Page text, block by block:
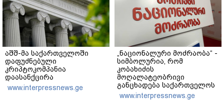
აშშ-მა საქართველოში
დაფუძნებული
კრიპტოკომპანია
დაასანქცირა
www.interpressnews.ge
„ნაციონალური მოძრაობა“ -
სიმბოლურია, რომ
კობახიძის
მოღალატეობრივი
განცხადება საქართველოს
თავისუფლებისთვის
შეწირული გმირების
www.interpressnews.ge